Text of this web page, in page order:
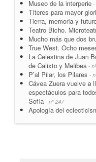
Museo de la interperie -
Títeres para mayor
Tierra, memoria y
Teatro Bicho.
Mucho más que dos
True West. Ocho
La Celestina de Juan
de Calixto y Melibea -
P’al Pilar, los Pilares -
Cávea Zuera vuelve a
espectáculos para
Sofía - nº 247
Apología del